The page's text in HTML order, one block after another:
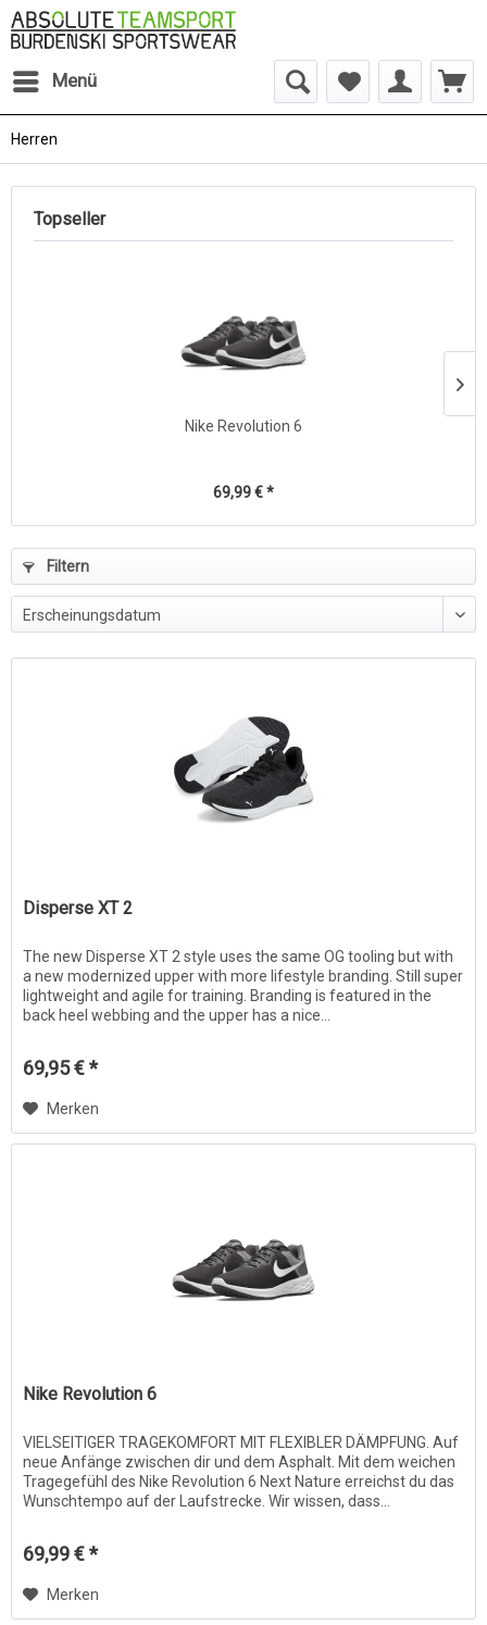
Menü
Herren
Topseller
Nike Revolution 6
69,99 € *
Filtern
Disperse XT 2
The new Disperse XT 2 style uses the same OG tooling but with
a new modernized upper with more lifestyle branding. Still super
lightweight and agile for training. Branding is featured in the
back heel webbing and the upper has a nice...
69,95 € *
Merken
Nike Revolution 6
VIELSEITIGER TRAGEKOMFORT MIT FLEXIBLER DÄMPFUNG. Auf
neue Anfänge zwischen dir und dem Asphalt. Mit dem weichen
Tragegefühl des Nike Revolution 6 Next Nature erreichst du das
Wunschtempo auf der Laufstrecke. Wir wissen, dass...
69,99 € *
Merken